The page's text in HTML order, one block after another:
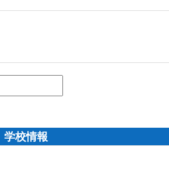
学校情報